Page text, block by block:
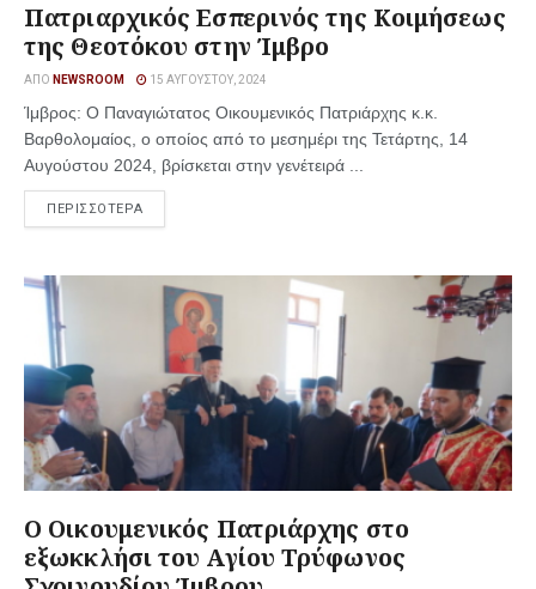
Πατριαρχικός Εσπερινός της Κοιμήσεως
της Θεοτόκου στην Ίμβρο
ΑΠΌ NEWSROOM 15 ΑΥΓΟΎΣΤΟΥ, 2024
Ίμβρος: Ο Παναγιώτατος Οικουμενικός Πατριάρχης κ.κ.
Βαρθολομαίος, ο οποίος από το μεσημέρι της Τετάρτης, 14
Αυγούστου 2024, βρίσκεται στην γενέτειρά ...
ΠΕΡΙΣΣΟΤΕΡΑ
Ο Οικουμενικός Πατριάρχης στο
εξωκκλήσι του Αγίου Τρύφωνος